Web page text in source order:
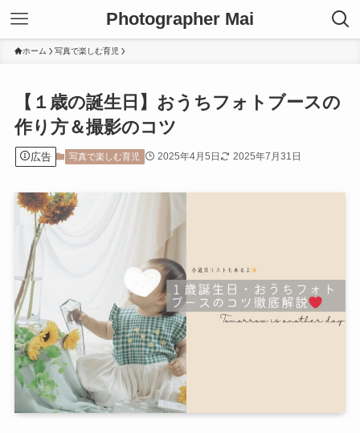
Photographer Mai
ホーム 写真で楽しむ育児
【１歳の誕生日】おうちフォトブースの
作り方＆撮影のコツ
広告 写真で楽しむ育児 2025年4月5日 2025年7月31日